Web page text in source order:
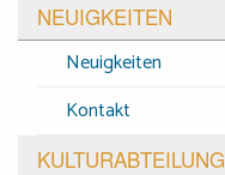
NEUIGKEITEN
Neuigkeiten
Kontakt
KULTURABTEILUNG